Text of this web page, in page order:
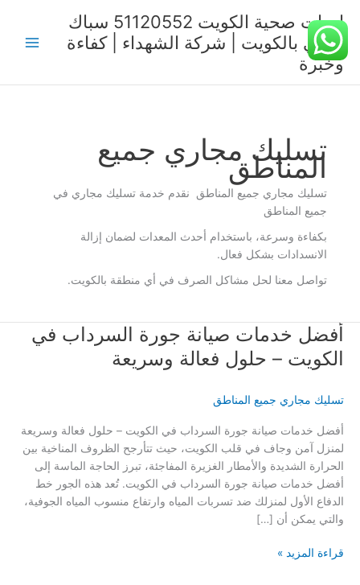
إلى
المحتوى
ادوات صحية الكويت 51120552 سباك
صحي بالكويت | شركة الشهداء | كفاءة
وخبرة
تسليك مجاري جميع
المناطق
تسليك مجاري جميع المناطق نقدم خدمة تسليك مجاري في
جميع المناطق
بكفاءة وسرعة، باستخدام أحدث المعدات لضمان إزالة
الانسدادات بشكل فعال.
تواصل معنا لحل مشاكل الصرف في أي منطقة بالكويت.
أفضل خدمات صيانة جورة السرداب في
الكويت – حلول فعالة وسريعة
تسليك مجاري جميع المناطق
أفضل خدمات صيانة جورة السرداب في الكويت – حلول فعالة وسريعة
لمنزل آمن وجاف في قلب الكويت، حيث تتأرجح الظروف المناخية بين
الحرارة الشديدة والأمطار الغزيرة المفاجئة، تبرز الحاجة الماسة إلى
أفضل خدمات صيانة جورة السرداب في الكويت. تُعد هذه الجور خط
الدفاع الأول لمنزلك ضد تسربات المياه وارتفاع منسوب المياه الجوفية،
والتي يمكن أن […]
أفضل
قراءة المزيد »